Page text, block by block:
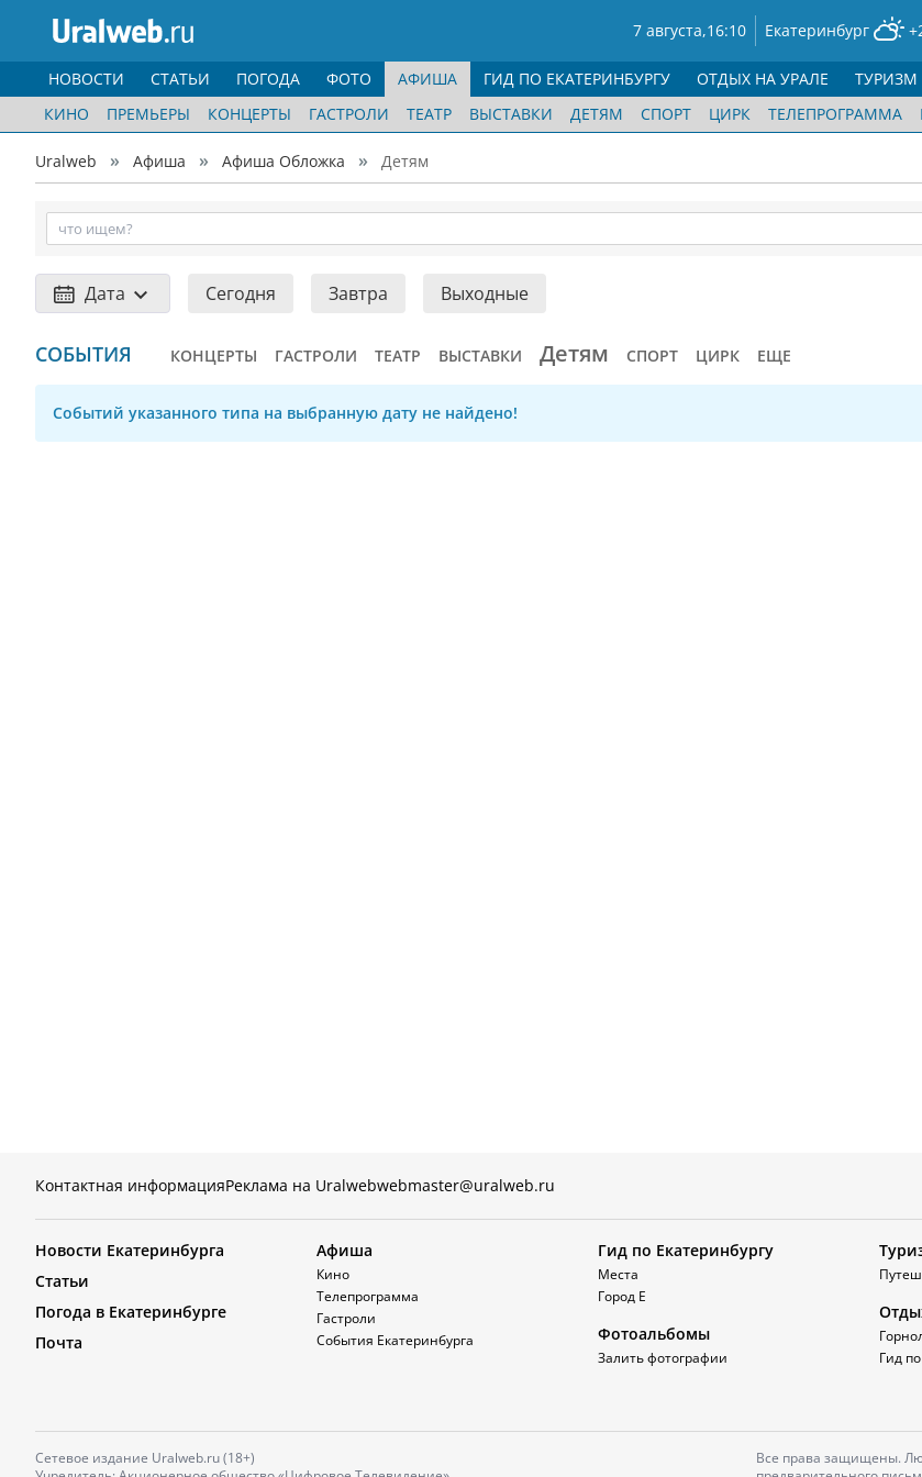
7 августа,16:10 Екатеринбург
НОВОСТИ СТАТЬИ ПОГОДА ФОТО
АФИША
КИНО
ПРЕМЬЕРЫ КОНЦЕРТЫ ГАСТРОЛИ ТЕАТР ВЫСТАВКИ ДЕТЯМ СПОРТ ЦИРК ТЕЛЕПРОГРАММА
ГИД ПО ЕКАТЕРИНБУРГУ ОТДЫХ НА УРАЛЕ ТУРИЗМ
Uralweb Афиша Афиша Обложка Детям
Дата Сегодня Завтра Выходные
СОБЫТИЯ КОНЦЕРТЫ ГАСТРОЛИ ТЕАТР ВЫСТАВКИ Детям СПОРТ ЦИРК ЕЩЕ
Событий указанного типа на выбранную дату не найдено!
Контактная информацияРеклама на Uralwebwebmaster@uralweb.ru
Новости Екатеринбурга
Статьи
Погода в Екатеринбурге
Почта
Афиша
Кино
Телепрограмма
Гастроли
События Екатеринбурга
Гид по Екатеринбургу
Места
Город Е
Фотоальбомы
Залить фотографии
Гид
Сетевое издание Uralweb.ru (18+)
Все права защищены.